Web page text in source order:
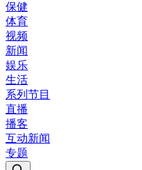
保健
体育
视频
新闻
娱乐
生活
系列节目
直播
播客
互动新闻
专题